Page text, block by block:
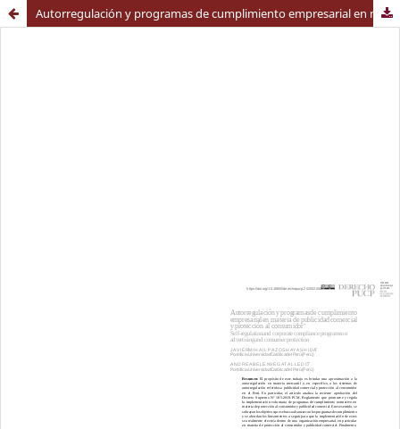
Autorregulación y programas de cumplimiento empresarial en materia de publicidad comercial y protección al consumidor